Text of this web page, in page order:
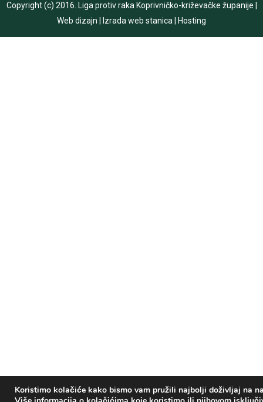
Koristimo kolačiće kako bismo vam pružili najbolji doživljaj na
Copyright (c) 2016. Liga protiv raka Koprivničko-križevačke županije
Web dizajn
Izrada web stanica Hosting